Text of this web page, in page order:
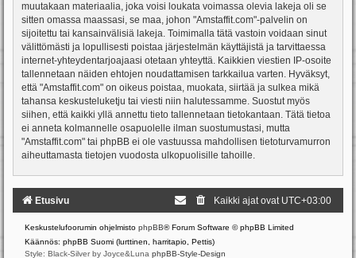
muutakaan materiaalia, joka voisi loukata voimassa olevia lakeja oli se
sitten omassa maassasi, se maa, johon "Amstaffit.com"-palvelin on
sijoitettu tai kansainvälisiä lakeja. Toimimalla tätä vastoin voidaan sinut
välittömästi ja lopullisesti poistaa järjestelmän käyttäjistä ja tarvittaessa
internet-yhteydentarjoajaasi otetaan yhteyttä. Kaikkien viestien IP-osoite
tallennetaan näiden ehtojen noudattamisen tarkkailua varten. Hyväksyt,
että "Amstaffit.com" on oikeus poistaa, muokata, siirtää ja sulkea mikä
tahansa keskusteluketju tai viesti niin halutessamme. Suostut myös
siihen, että kaikki yllä annettu tieto tallennetaan tietokantaan. Tätä tietoa
ei anneta kolmannelle osapuolelle ilman suostumustasi, mutta
"Amstaffit.com" tai phpBB ei ole vastuussa mahdollisen tietoturvamurron
aiheuttamasta tietojen vuodosta ulkopuolisille tahoille.
Etusivu Kaikki ajat ovat UTC+03:00
Keskustelufoorumin ohjelmisto phpBB® Forum Software © phpBB Limited
Käännös: phpBB Suomi (lurttinen, harritapio, Pettis)
Style: Black-Silver by Joyce&Luna phpBB-Style-Design